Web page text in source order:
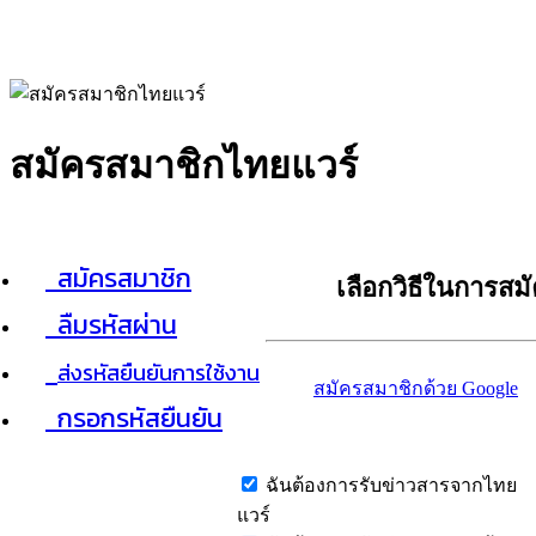
สมัครสมาชิกไทยแวร์
สมัครสมาชิก
ลืมรหัสผ่าน
ส่งรหัสยืนยันการใช้งาน
กรอกรหัสยืนยัน
เลือกวิธีในการส
สมัครสมาชิกด้วย Google
ฉันต้องการรับข่าวสารจากไทย
แวร์